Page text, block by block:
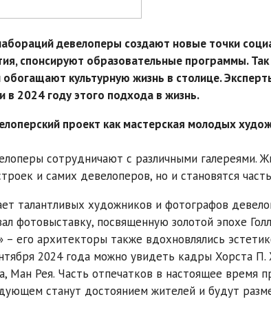
девелоперы создают новые точки
спонсируют образовательные программы.
культурную жизнь в столице.
в 2024 году этого подхода в жизнь.
проект как мастерская молодых
сотрудничают с различными галереями.
и самих девелоперов, но и становятся
талантливых художников и фотографов
фотовыставку, посвященную золотой эпохе
– его архитекторы также вдохновлялись
2024 года можно увидеть кадры Хорста
Ман Рея. Часть отпечатков в настоящее время
станут достоянием жителей и будут